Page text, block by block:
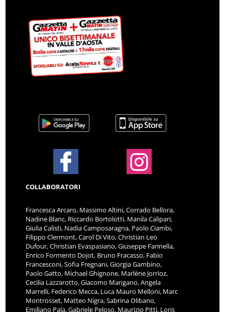
COLLABORATORI
Francesca Arcaro, Massimo Altini, Corrado Bellora,
Nadine Blanc, Riccardo Bortolotti, Manila Calipari,
Giulia Calisti, Nadia Camposaragna, Paolo Ciambi,
Filippo Clermont, Carol Di Vito, Christian Leo
Dufour, Christian Evaspasiano, Giuseppe Farinella,
Enrico Formento Dojot, Bruno Fracasso, Fabio
Francesconi, Sofia Fregnani, Giorgia Gambino,
Paolo Gatto, Michael Ghignone, Marlène Jorrioz,
Cecilia Lazzarotto, Giacomo Mangano, Angela
Marrelli, Federico Mecca, Luca Mauro Melloni, Marc
Montrosset, Matteo Nigra, Sabrina Olibano,
Emiliano Pala, Gabriele Peloso, Maurizio Pitti, Loris